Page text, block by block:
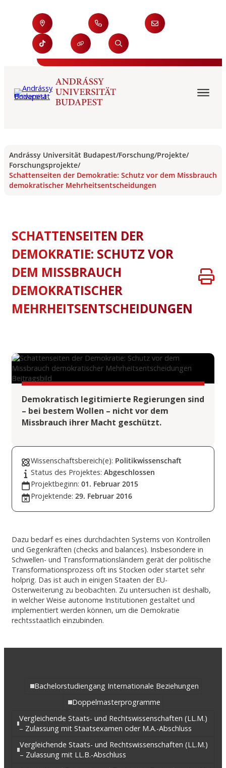
Andrássy Universität Budapest/Forschung/Projekte/
Forschungsprojekte/
Schattenseiten der Demokratie: Schutz vor dem Missbrauch
demokratischer Mehrheitsentscheidungen
SCHATTENSEITEN DER
DEMOKRATIE: SCHUTZ VOR
DEM MISSBRAUCH
DEMOKRATISCHER
MEHRHEITSENTSCHEIDUNGEN
Demokratisch legitimierte Regierungen sind
– bei bestem Wollen – nicht vor dem
Missbrauch ihrer Macht geschützt.
Wissenschaftsbereich(e): Politikwissenschaft
Status des Projektes: Abgeschlossen
Projektbeginn: 01. Februar 2015
Projektende: 29. Februar 2016
Dazu bedarf es eines durchdachten Systems von Kontrollen
und Gegenkräften (checks and balances). Insbesondere in
Schwellen- und Transformationsländern gerät der politische
Transformationsprozess oft ins Stocken oder startet sehr
holprig. Das ist auch in einigen Staaten der EU-
Osterweiterung zu beobachten. Zu untersuchen ist deshalb,
in welcher Weise autonome Institutionen gestaltet und
implementiert werden können, um die Demokratie
rechtsstaatlich einzubinden.
Bachelorstudiengang Internationale Beziehungen
Doppelmasterprogramme
Vergleichende Staats- und Rechtswissenschaften (LL.M.)
– Zulassung mit Staatsexamen oder M.A.-Abschluss
Vergleichende Staats- und Rechtswissenschaften (LL.M.)
– Zulassung mit LL.B.-Abschluss